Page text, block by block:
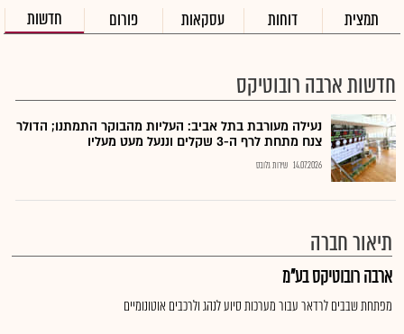
תמצית דוחות עסקאות פורום חדשות
חדשות ארבה רובוטיקס
נעילה מעורבת בתל אביב: העליות מהבוקר התמתנו; הדולר
צנח מתחת לרף ה-3 שקלים וננעל מעט מעליו
14.07.2026 שירות גלובס
תיאור חברה
ארבה רובוטיקס בע"מ
מפתחת שבבים לרדאר עבור מערכות סיוע לנהג ולרכבים אוטונומיים